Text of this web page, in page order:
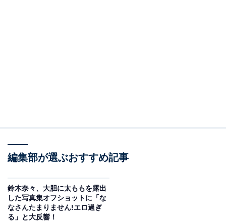
編集部が選ぶおすすめ記事
鈴木奈々、大胆に太ももを露出
した写真集オフショットに「な
なさんたまりません!エロ過ぎ
る」と大反響！